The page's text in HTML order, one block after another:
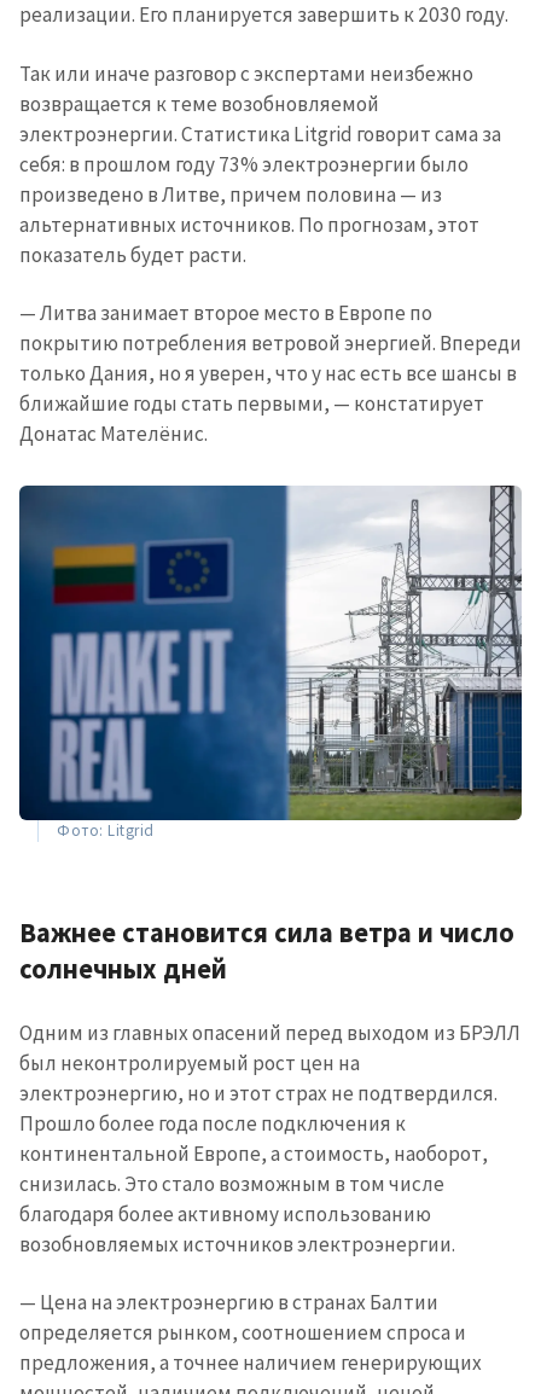
реализации. Его планируется завершить к 2030 году.
Так или иначе разговор с экспертами неизбежно
возвращается к теме возобновляемой
электроэнергии. Статистика Litgrid говорит сама за
себя: в прошлом году 73% электроэнергии было
произведено в Литве, причем половина — из
альтернативных источников. По прогнозам, этот
показатель будет расти.
— Литва занимает второе место в Европе по
покрытию потребления ветровой энергией. Впереди
только Дания, но я уверен, что у нас есть все шансы в
ближайшие годы стать первыми, — констатирует
Донатас Мателёнис.
Фото: Litgrid
Важнее становится сила ветра и число
солнечных дней
Одним из главных опасений перед выходом из БРЭЛЛ
был неконтролируемый рост цен на
электроэнергию, но и этот страх не подтвердился.
Прошло более года после подключения к
континентальной Европе, а стоимость, наоборот,
снизилась. Это стало возможным в том числе
благодаря более активному использованию
возобновляемых источников электроэнергии.
— Цена на электроэнергию в странах Балтии
определяется рынком, соотношением спроса и
предложения, а точнее наличием генерирующих